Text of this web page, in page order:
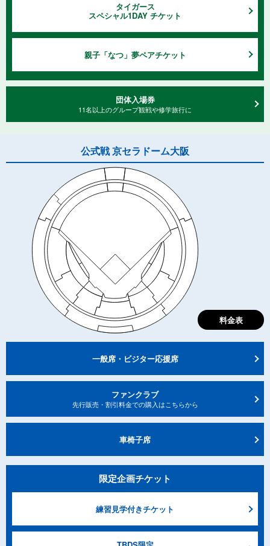
タイガース
スペシャル1DAY チケット
親子「なつ」夢ペアチケット
団体⼊場券
11名以上のグループ観戦や修学旅⾏に
公式戦 京セラドーム大阪
料金表
一般席・ビジター応援席
ファンクラブ
先⾏販売・割引料⾦での購⼊はこちらから
車椅子席
限定企画チケット
練習⾒学付きチケット